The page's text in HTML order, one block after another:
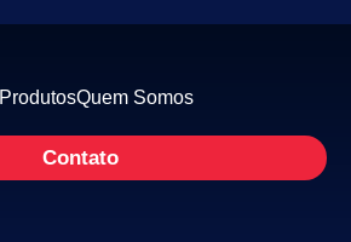
ProdutosQuem Somos
Contato